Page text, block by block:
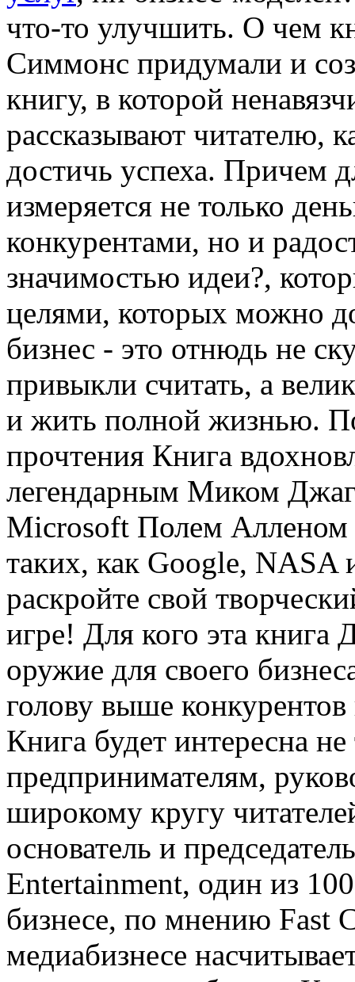
что-то улучшить. О чем
Симмонс придумали и
книгу, в которой
рассказывают читателю,
достичь успеха. Причем
измеряется не только
конкурентами, но и
значимостью идеи?,
целями, которых можно
бизнес - это отнюдь не
привыкли считать, а
и жить полной жизнью.
прочтения Книга
легендарным Миком
Microsoft Полем Алленом
таких, как Google, NASA
раскройте свой
игре! Для кого эта книга
оружие для своего
голову выше
Книга будет интересна
предпринимателям,
широкому кругу
основатель и
Entertainment, один из
бизнесе, по мнению Fast
медиабизнесе